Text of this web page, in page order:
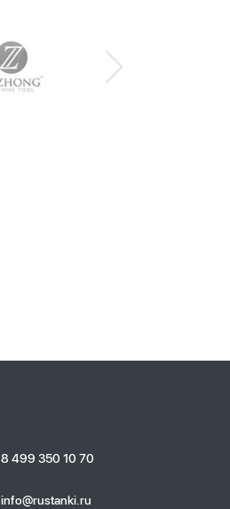
8 499 350 10 70
info@rustanki.ru